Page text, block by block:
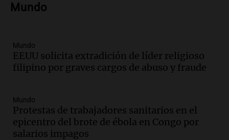
al mercado argentino
Audio.
Mundial de Natación de Invierno con
récords y atletas de 20 países
Audio.Conductor imputado por
accidente fatal en San Luis dejó tres
jóvenes muertos y un herido grave
Mundo
Mundo
EEUU solicita extradición de líder religioso
filipino por graves cargos de abuso y fraude
Mundo
Protestas de trabajadores sanitarios en el
epicentro del brote de ébola en Congo por
salarios impagos